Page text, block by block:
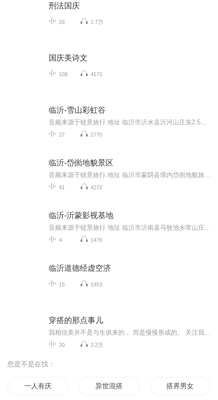
刑法国庆
26 1.7万
国庆美诗文
108 4173
临沂-雪山彩虹谷
27 2770
临沂-岱崮地貌景区
41 4272
临沂-沂蒙影视基地
4 1478
临沂道德经虚空济
15 1453
穿搭的那点事儿
20 3.2万
您是不是在找：
一人有庆 异世混搭 搭界男女